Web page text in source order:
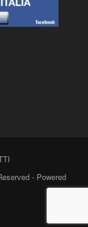
- Powered